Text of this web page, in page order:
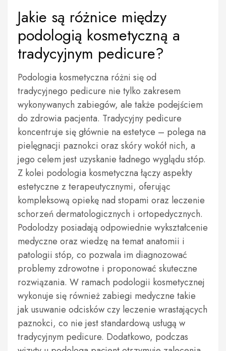
Jakie są różnice między
podologią kosmetyczną a
tradycyjnym pedicure?
Podologia kosmetyczna różni się od
tradycyjnego pedicure nie tylko zakresem
wykonywanych zabiegów, ale także podejściem
do zdrowia pacjenta. Tradycyjny pedicure
koncentruje się głównie na estetyce – polega na
pielęgnacji paznokci oraz skóry wokół nich, a
jego celem jest uzyskanie ładnego wyglądu stóp.
Z kolei podologia kosmetyczna łączy aspekty
estetyczne z terapeutycznymi, oferując
kompleksową opiekę nad stopami oraz leczenie
schorzeń dermatologicznych i ortopedycznych.
Podolodzy posiadają odpowiednie wykształcenie
medyczne oraz wiedzę na temat anatomii i
patologii stóp, co pozwala im diagnozować
problemy zdrowotne i proponować skuteczne
rozwiązania. W ramach podologii kosmetycznej
wykonuje się również zabiegi medyczne takie
jak usuwanie odcisków czy leczenie wrastających
paznokci, co nie jest standardową usługą w
tradycyjnym pedicure. Dodatkowo, podczas